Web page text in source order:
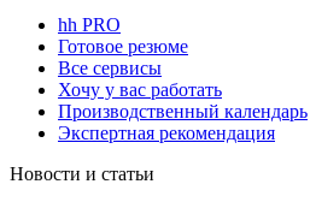
hh PRO
Готовое резюме
Все сервисы
Хочу у вас работать
Производственный календарь
Экспертная рекомендация
Новости и статьи